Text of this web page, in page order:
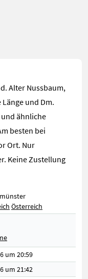
Alter Nussbaum,
Länge und Dm.
und ähnliche
besten bei
Ort. Nur
Keine Zustellung
Österreich
um 20:59
um 21:42